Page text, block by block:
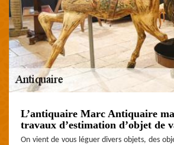
L’antiquaire Marc Antiquaire
travaux d’estimation d’objet de
On vient de vous léguer divers objets, des